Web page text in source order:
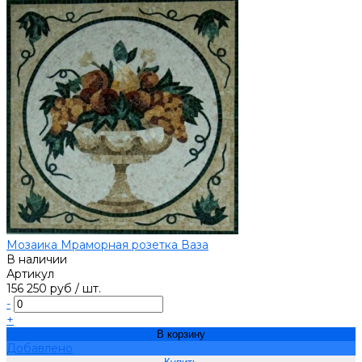
Мозаика Мраморная розетка Ваза
В наличии
Артикул
156 250 руб / шт.
-
+
В корзину
Добавлено